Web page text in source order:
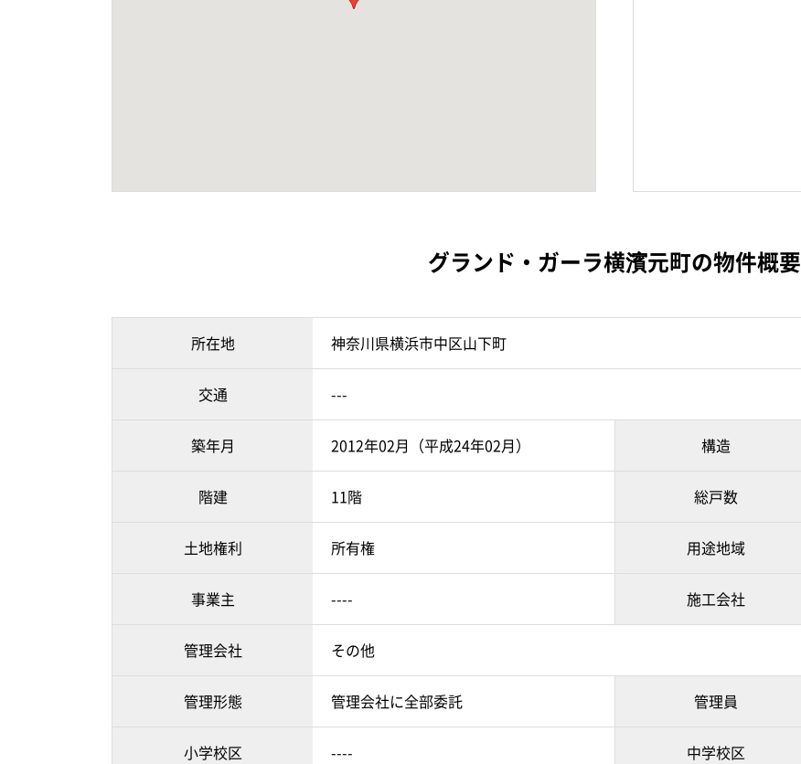
グランド・ガーラ横濱元町の物件概要
所在地 神奈川県横浜市中区山下町
交通 ---
築年月 2012年02月（平成24年02月） 構造
階建 11階 総戸数
土地権利 所有権 用途地域
事業主 ---- 施工会社
管理会社 その他
管理形態 管理会社に全部委託 管理員
小学校区 ---- 中学校区